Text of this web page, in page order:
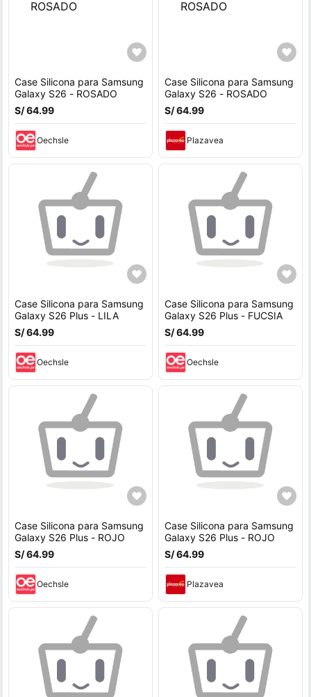
Case Silicona para Samsung
Galaxy S26 - ROSADO
S/ 64.99
Oechsle
Case Silicona para Samsung
Galaxy S26 - ROSADO
S/ 64.99
Plazavea
Case Silicona para Samsung
Galaxy S26 Plus - LILA
S/ 64.99
Oechsle
Case Silicona para Samsung
Galaxy S26 Plus - FUCSIA
S/ 64.99
Oechsle
Case Silicona para Samsung
Galaxy S26 Plus - ROJO
S/ 64.99
Oechsle
Case Silicona para Samsung
Galaxy S26 Plus - ROJO
S/ 64.99
Plazavea